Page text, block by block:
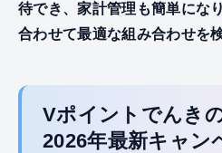
待でき、家計管理も簡単にな
合わせて最適な組み合わせを
Vポイントでんき
2026年最新キャン